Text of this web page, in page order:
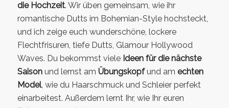
die Hochzeit. Wir üben gemeinsam, wie ihr
romantische Dutts im Bohemian-Style hochsteckt,
und ich zeige euch wunderschöne, lockere
Flechtfrisuren, tiefe Dutts, Glamour Hollywood
Waves. Du bekommst viele Ideen für die nächste
Saisonund lernst am Übungskopfund am echten
Model, wie du Haarschmuck und Schleier perfekt
einarbeitest. Außerdem lernt Ihr, wie Ihr euren